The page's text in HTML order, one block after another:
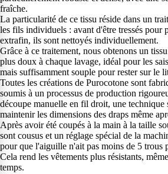
fraîche.
La particularité de ce tissu réside dans un
les fils individuels : avant d'être tressés pour
extrafin, ils sont nettoyés individuellement.
Grâce à ce traitement, nous obtenons un
plus doux à chaque lavage, idéal pour les
mais suffisamment souple pour rester sur le
Toutes les créations de Purocotone sont
soumis à un processus de production
découpe manuelle en fil droit, une technique
maintenir les dimensions des draps même
Après avoir été coupés à la main à la taille
sont cousus et un réglage spécial de la
pour que l'aiguille n'ait pas moins de 5 trous
Cela rend les vêtements plus résistants,
temps.